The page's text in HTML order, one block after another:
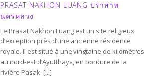
PRASAT NAKHON LUANG ปราสาท
นครหลวง
Le Prasat Nakhon Luang est un site religieux
d’exception près d’une ancienne résidence
royale. Il est situé à une vingtaine de kilomètres
au nord-est d’Ayutthaya, en bordure de la
rivière Pasak. [...]